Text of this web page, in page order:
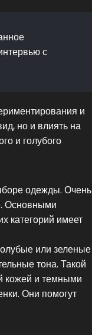
с
и
но и влиять на
и голубого
одежды. Очень
Основными
категорий имеет
или зеленые
тона. Такой
кожей и темными
Они помогут